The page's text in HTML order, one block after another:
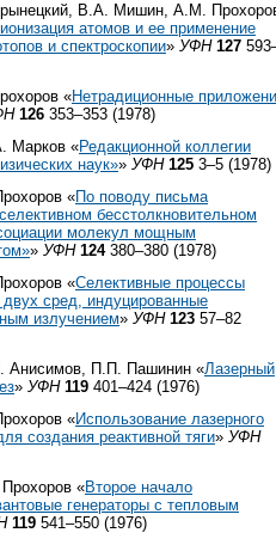
В.А. Мишин, А.М.
атомов и ее применение
и спектроскопии» УФН 127
«Нетрадиционные
126 353–353 (1978)
Марков «Редакционной коллегии
наук»» УФН 125 3–5 (1978)
«Пo поводу письма
бесстолкновительном
молекул мощным
» УФН 124380–380 (1978)
«Селективные процессы
двух сред, индуцированные
излучением» УФН 123 57–82
Анисимов, П.П. Пашинин «Лазерный
» УФН 119 401–424 (1976)
«Использование лазерного
создания реактивной тяги» УФН
«Второе начало
генераторы с тепловым
119 541–550 (1976)